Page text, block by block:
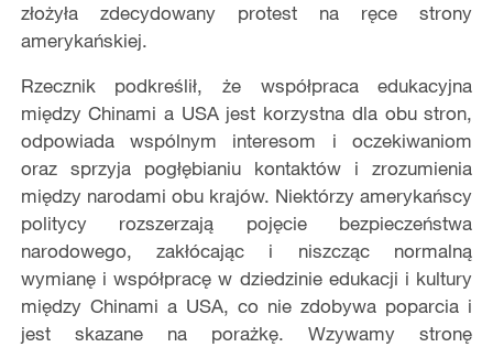
złożyła zdecydowany protest na ręce strony
amerykańskiej.
Rzecznik podkreślił, że współpraca edukacyjna
między Chinami a USA jest korzystna dla obu stron,
odpowiada wspólnym interesom i oczekiwaniom
oraz sprzyja pogłębianiu kontaktów i zrozumienia
między narodami obu krajów. Niektórzy amerykańscy
politycy rozszerzają pojęcie bezpieczeństwa
narodowego, zakłócając i niszcząc normalną
wymianę i współpracę w dziedzinie edukacji i kultury
między Chinami a USA, co nie zdobywa poparcia i
jest skazane na porażkę. Wzywamy stronę